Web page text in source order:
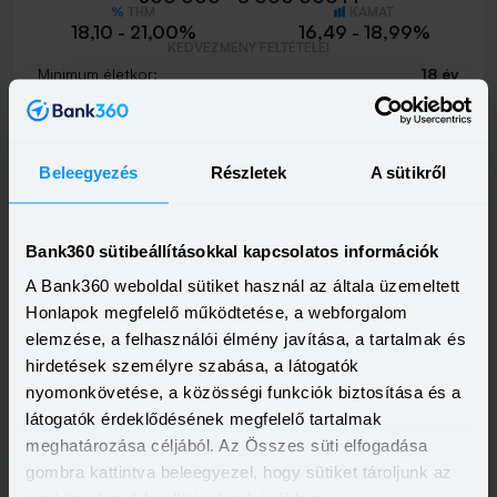
Beleegyezés Részletek A sütikről
Bank360 sütibeállításokkal kapcsolatos információk
A Bank360 weboldal sütiket használ az általa üzemeltett
Honlapok megfelelő működtetése, a webforgalom
elemzése, a felhasználói élmény javítása, a tartalmak és
hirdetések személyre szabása, a látogatók
nyomonkövetése, a közösségi funkciók biztosítása és a
látogatók érdeklődésének megfelelő tartalmak
meghatározása céljából. Az Összes süti elfogadása
gombra kattintva beleegyezel, hogy sütiket tároljunk az
18,10 - 21,00% 16,49 - 18,99%
Minimum életkor:
18 év
Minimum munkaviszony:
3 hónap
Minimum jövedelem:
214 662 Ft
Visszahívást szeretnék
MBH Személyi Kölcsön 400+
HITELÖSSZEG
500 000 - 15 000 000 Ft
10,00 - 19,80% 9,39 - 17,99%
KEDVEZMÉNY FELTÉTELEI
Minimum életkor:
Minimum munkaviszony:
3 hónap
Minimum jövedelem:
400 000 Ft